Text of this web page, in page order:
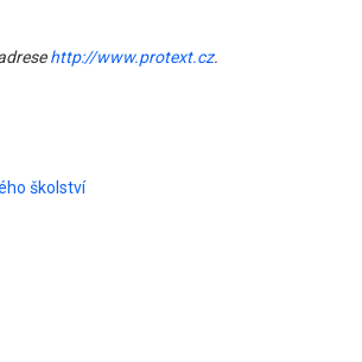
http://www.protext.cz.
školství